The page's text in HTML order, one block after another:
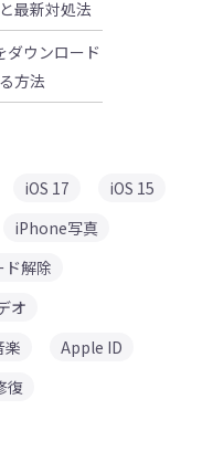
最新対処法
ダウンロード
方法
iOS 17
iOS 15
iPhone写真
解除
オ
楽
Apple ID
復